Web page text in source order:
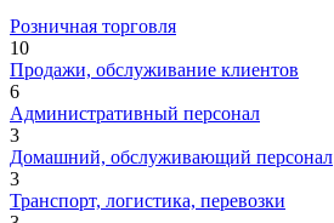
Розничная торговля
10
Продажи, обслуживание клиентов
6
Административный персонал
3
Домашний, обслуживающий персонал
3
Транспорт, логистика, перевозки